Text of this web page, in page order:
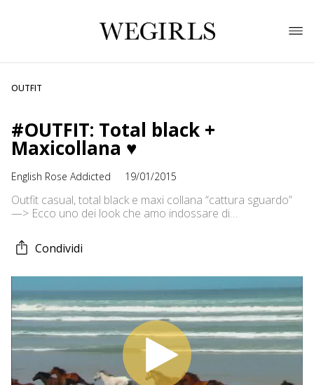
OUTFIT
#OUTFIT: Total black +
Maxicollana ♥
English Rose Addicted 19/01/2015
Outfit casual, total black e maxi collana “cattura sguardo”
—> Ecco uno dei look che amo indossare di
TEZENIS Cardigan // STRADIVARIUS Collana // OASAP
// http://goo.gl/v4WVnX Scarpe // PRIMADONNA Smalto //
aspetto su tutti gli altri social!!! :) Baci ♥ Elena ✒ […]
Condividi